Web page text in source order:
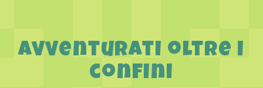
Avventurati oltre i
confini